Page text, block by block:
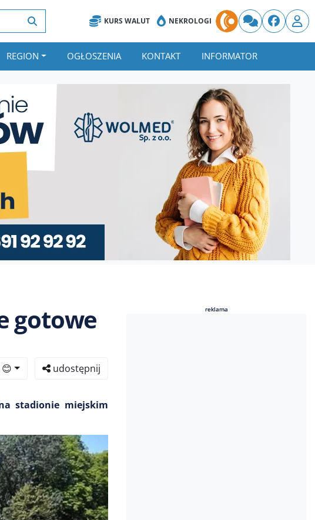
KURS WALUT NEKROLOGI
REGION OGŁOSZENIA KONTAKT INFORMATOR
gotowe
😊 udostępnij
stadionie miejskim
reklama
reklama